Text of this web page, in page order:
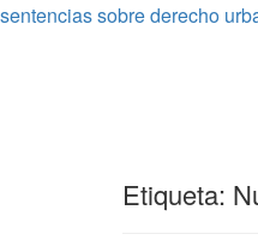
sentencias sobre derecho
Etiqueta: